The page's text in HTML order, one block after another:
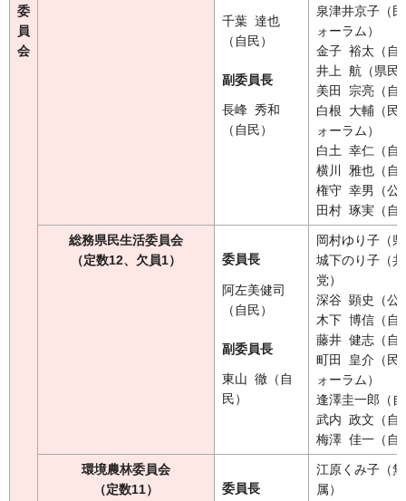
委
員
会
千葉 達也
（自民）
副委員長
長峰 秀和
（自民）
泉津井京子（
ォーラム）
金子 裕太（自
井上 航（県民
美田 宗亮（自
白根 大輔（民
ォーラム）
白土 幸仁（自
横川 雅也（自
権守 幸男（公
田村 琢実（自
総務県民生活委員会
（定数12、欠員1）
委員長
阿左美健司
（自民）
副委員長
東山 徹（自
民）
岡村ゆり子（
城下のり子（
党）
深谷 顕史（公
木下 博信（自
藤井 健志（自
町田 皇介（民
ォーラム）
逢澤圭一郎（
武内 政文（自
梅澤 佳一（自
環境農林委員会
（定数11）
委員長
江原くみ子（
属）